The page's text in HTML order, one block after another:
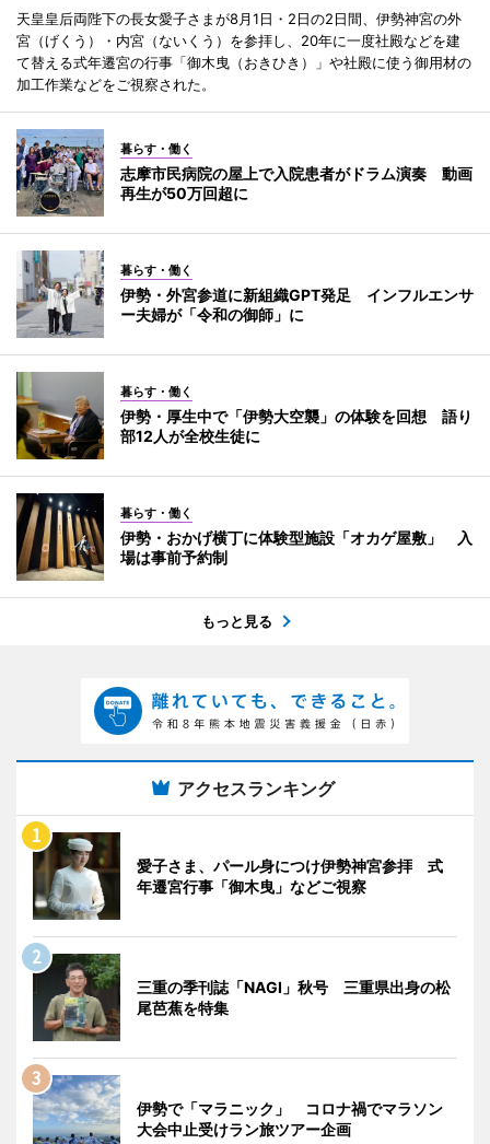
天皇皇后両陛下の長女愛子さまが8月1日・2日の2日間、伊勢神宮の外
宮（げくう）・内宮（ないくう）を参拝し、20年に一度社殿などを建
て替える式年遷宮の行事「御木曳（おきひき）」や社殿に使う御用材の
加工作業などをご視察された。
暮らす・働く
志摩市民病院の屋上で入院患者がドラム演奏 動画
再生が50万回超に
暮らす・働く
伊勢・外宮参道に新組織GPT発足 インフルエンサ
ー夫婦が「令和の御師」に
暮らす・働く
伊勢・厚生中で「伊勢大空襲」の体験を回想 語り
部12人が全校生徒に
暮らす・働く
伊勢・おかげ横丁に体験型施設「オカゲ屋敷」 入
場は事前予約制
もっと見る
アクセスランキング
愛子さま、パール身につけ伊勢神宮参拝 式
年遷宮行事「御木曳」などご視察
三重の季刊誌「NAGI」秋号 三重県出身の松
尾芭蕉を特集
伊勢で「マラニック」 コロナ禍でマラソン
大会中止受けラン旅ツアー企画